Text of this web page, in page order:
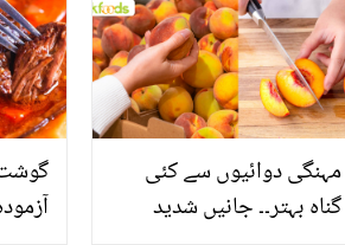
مہنگی دوائیوں سے کئی
گناہ بہتر۔۔ جانیں شدید